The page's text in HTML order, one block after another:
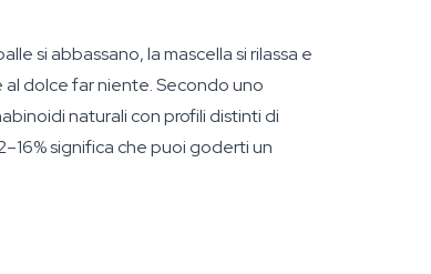
si abbassano, la mascella si rilassa e
al dolce far niente. Secondo uno
naturali con profili distinti di
significa che puoi goderti un